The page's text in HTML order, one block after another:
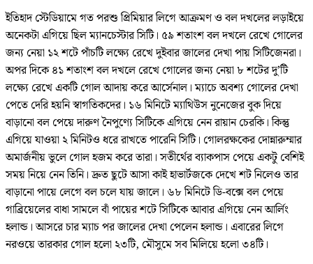
ইতিহাদ স্টেডিয়ামে গত পরশু প্রিমিয়ার লিগে আক্রমণ ও বল দখলের লড়াইয়ে
অনেকটা এগিয়ে ছিল ম্যানচেস্টার সিটি। ৫৯ শতাংশ বল দখলে রেখে গোলের
জন্য নেয়া ১২ শটে পাঁচটি লক্ষ্যে রেখে দুইবার জালের দেখা পায় সিটিজেনরা।
অপর দিকে ৪১ শতাংশ বল দখলে রেখে গোলের জন্য নেয়া ৮ শটের দু’টি
লক্ষ্যে রেখে একটি গোল আদায় করে আর্সেনাল। ম্যাচে অবশ্য গোলের দেখা
পেতে দেরি হয়নি স্বাগতিকদের। ১৬ মিনিটে ম্যাথিউস নুনেজের বুক দিয়ে
বাড়ানো বল পেয়ে দারুণ নৈপুণ্যে সিটিকে এগিয়ে নেন রায়ান চেরকি। কিন্তু
এগিয়ে যাওয়া ২ মিনিটও ধরে রাখতে পারেনি সিটি। গোলরক্ষকের দোন্নারুম্মার
অমার্জনীয় ভুলে গোল হজম করে তারা। সতীর্থের ব্যাকপাস পেয়ে একটু বেশিই
সময় নিয়ে নেন তিনি। দ্রুত ছুটে আসা কাই হাভার্টজকে দেখে শট নিলেও তার
বাড়ানো পায়ে লেগে বল চলে যায় জালে। ৬৮ মিনিটে ডি-বক্সে বল পেয়ে
গাব্রিয়েলের বাধা সামলে বাঁ পায়ের শটে সিটিকে আবার এগিয়ে নেন আর্লিং
হলান্ড। আসরে চার ম্যাচ পর জালের দেখা পেলেন হলান্ড। এবারের লিগে
নরওয়ে তারকার গোল হলো ২৩টি, মৌসুমে সব মিলিয়ে হলো ৩৪টি।